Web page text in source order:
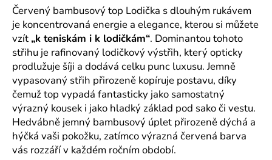
Červený bambusový top Lodička s dlouhým rukávem
je koncentrovaná energie a elegance, kterou si můžete
vzít „k teniskám i k lodičkám“. Dominantou tohoto
střihu je rafinovaný lodičkový výstřih, který opticky
prodlužuje šíji a dodává celku punc luxusu. Jemně
vypasovaný střih přirozeně kopíruje postavu, díky
čemuž top vypadá fantasticky jako samostatný
výrazný kousek i jako hladký základ pod sako či vestu.
Hedvábně jemný bambusový úplet přirozeně dýchá a
hýčká vaši pokožku, zatímco výrazná červená barva
vás rozzáří v každém ročním období.
u
č
u
j
e
m
e